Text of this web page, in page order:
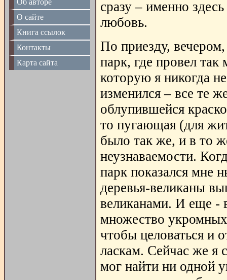
О сайте
Книга ссылок
Контакты
Карта сайта
сразу – именно
любовь.
По приезду,
парк, где провел так
которую я никогда
изменился – все те
облупившейся
то пугающая (для
было так же, и в то
неузнаваемости.
парк показался мне
деревья-великаны
великанами. И еще -
множество укромных
чтобы целоваться и
ласкам. Сейчас же я
мог найти ни одной